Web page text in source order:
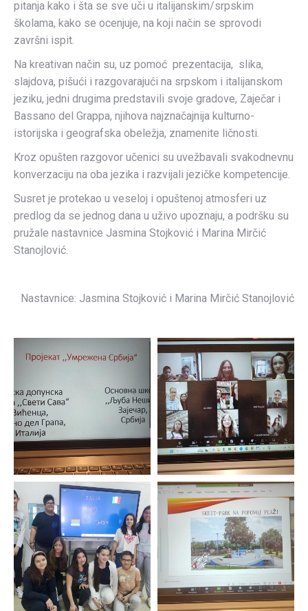
pitanja kako i šta se sve uči u italijanskim/srpskim
školama, kako se ocenjuje, na koji način se sprovodi
završni ispit.
Na kreativan način su, uz pomoć prezentacija, slika,
slajdova, pišući i razgovarajući na srpskom i italijanskom
jeziku, jedni drugima predstavili svoje gradove, Zaječar i
Bassano del Grappa, njihova najznačajnija kulturno-
istorijska i geografska obeležja, znamenite ličnosti.
Kroz opušten razgovor učenici su uvežbavali svakodnevnu
konverzaciju na oba jezika i razvijali jezičke kompetencije.
Susret je protekao u veseloj i opuštenoj atmosferi uz
predlog da se jednog dana u uživo upoznaju, a podršku su
pružale nastavnice Jasmina Stojković i Marina Mirčić
Stanojlović.
Nastavnice: Jasmina Stojković i Marina Mirčić Stanojlović